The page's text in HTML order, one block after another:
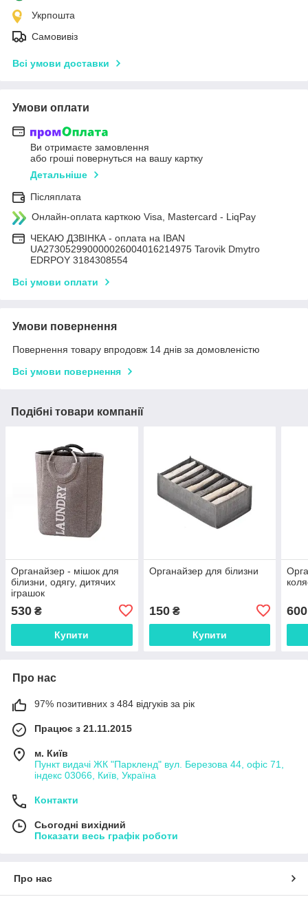
Укрпошта
Самовивіз
Всі умови доставки
Умови оплати
Ви отримаєте замовлення
або гроші повернуться на вашу картку
Детальніше
Післяплата
Онлайн-оплата карткою Visa, Mastercard - LiqPay
ЧЕКАЮ ДЗВІНКА - оплата на IBAN
UA273052990000026004016214975 Tarovik Dmytro
EDRPOY 3184308554
Всі умови оплати
Умови повернення
Повернення товару впродовж 14 днів за домовленістю
Всі умови повернення
Подібні товари компанії
Органайзер - мішок для
білизни, одягу, дитячих
іграшок
530 ₴
Купити
Органайзер для білизни
150₴
Купити
600
Про нас
97% позитивних з 484 відгуків за рік
Працює з 21.11.2015
м. Київ
Пункт видачі ЖК "Паркленд" вул. Березова 44, офіс 71,
індекс 03066, Київ, Україна
Контакти
Сьогодні вихідний
Показати весь графік роботи
Про нас